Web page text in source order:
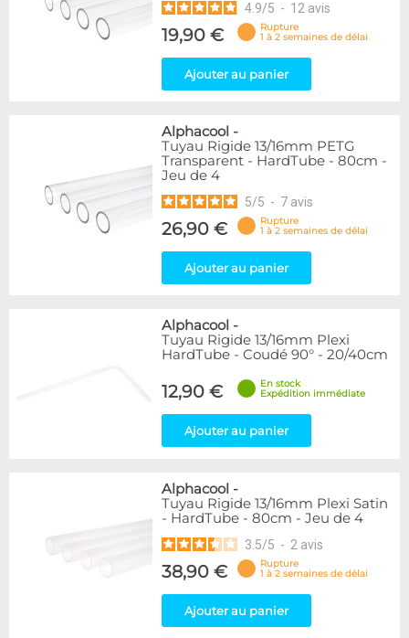
4.9/5 - 12 avis
19,90 €
Rupture
1 à 2 semaines de délai
Ajouter au panier
Alphacool -
Tuyau Rigide 13/16mm PETG
Transparent - HardTube - 80cm -
Jeu de 4
5/5 - 7 avis
26,90 €
Rupture
1 à 2 semaines de délai
Ajouter au panier
Alphacool -
Tuyau Rigide 13/16mm Plexi
HardTube - Coudé 90° - 20/40cm
12,90 €
En stock
Expédition immédiate
Ajouter au panier
Alphacool -
Tuyau Rigide 13/16mm Plexi Satin
- HardTube - 80cm - Jeu de 4
3.5/5 - 2 avis
38,90 €
Rupture
1 à 2 semaines de délai
Ajouter au panier